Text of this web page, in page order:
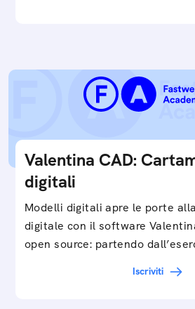
Valentina CAD:
digitali
Modelli digitali apre le porte
digitale con il software
open source: partendo
Iscriviti